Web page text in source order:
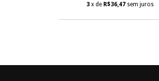
3 x de R$36,47 sem juros